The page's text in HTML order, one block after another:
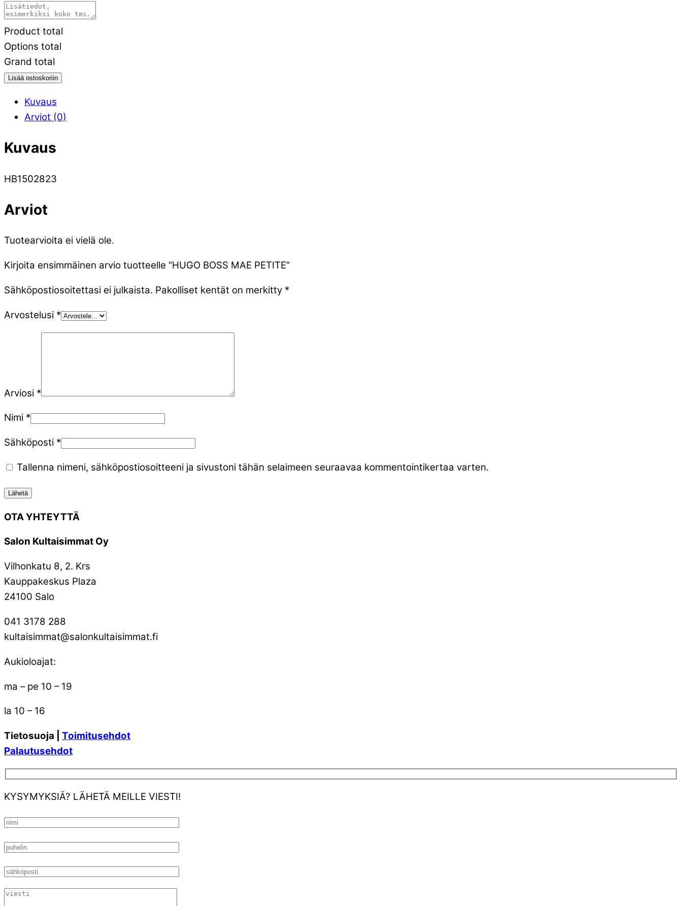
Product total
Options total
Grand total
Lisää ostoskoriin
Kuvaus
Arviot (0)
Kuvaus
HB1502823
Arviot
Tuotearvioita ei vielä ole.
Kirjoita ensimmäinen arvio tuotteelle “HUGO BOSS MAE PETITE”
Sähköpostiosoitettasi ei julkaista. Pakolliset kentät on merkitty *
Arvostelusi *
Arviosi *
Nimi *
Sähköposti *
Tallenna nimeni, sähköpostiosoitteeni ja sivustoni tähän selaimeen seuraavaa kommentointikertaa varten.
OTA YHTEYTTÄ
Salon Kultaisimmat Oy
Vilhonkatu 8, 2. Krs
Kauppakeskus Plaza
24100 Salo
041 3178 288
kultaisimmat@salonkultaisimmat.fi
Aukioloajat:
ma – pe 10 – 19
la 10 – 16
Tietosuoja | Toimitusehdot
Palautusehdot
KYSYMYKSIÄ? LÄHETÄ MEILLE VIESTI!